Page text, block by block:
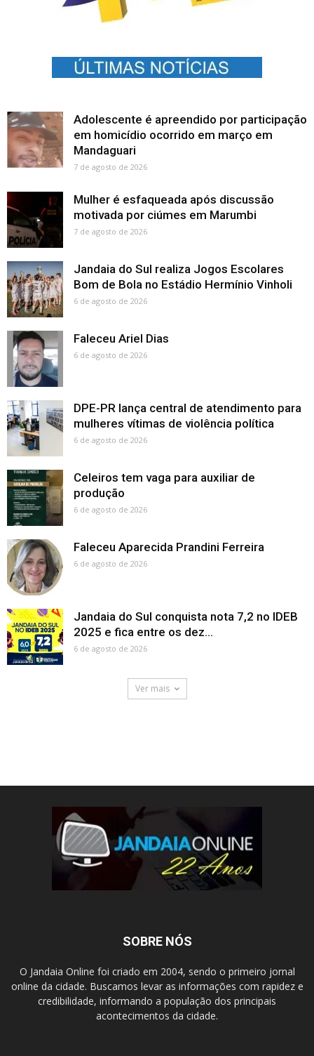
Adolescente é apreendido por participação
em homicídio ocorrido em março em
Mandaguari
7 de agosto de 2026
Mulher é esfaqueada após discussão
motivada por ciúmes em Marumbi
7 de agosto de 2026
Jandaia do Sul realiza Jogos Escolares
Bom de Bola no Estádio Hermínio Vinholi
6 de agosto de 2026
Faleceu Ariel Dias
6 de agosto de 2026
DPE-PR lança central de atendimento para
mulheres vítimas de violência política
6 de agosto de 2026
Celeiros tem vaga para auxiliar de
produção
6 de agosto de 2026
Faleceu Aparecida Prandini Ferreira
6 de agosto de 2026
Jandaia do Sul conquista nota 7,2 no IDEB
2025 e fica entre os dez...
6 de agosto de 2026
Ver mais
SOBRE NÓS
O Jandaia Online foi criado em 2004, sendo o primeiro jornal
online da cidade. Buscamos levar as informações com rapidez e
credibilidade, informando a população dos principais
acontecimentos da cidade.